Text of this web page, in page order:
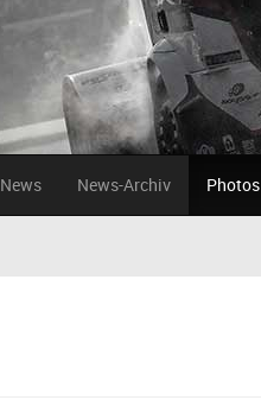
News News-Archiv Photos